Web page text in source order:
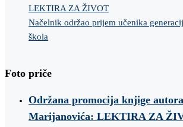
LEKTIRA ZA ŽIVOT
Načelnik održao prijem učenika
škola
Foto priče
Održana promocija knjige
Marijanovića: LEKTIRA ZA